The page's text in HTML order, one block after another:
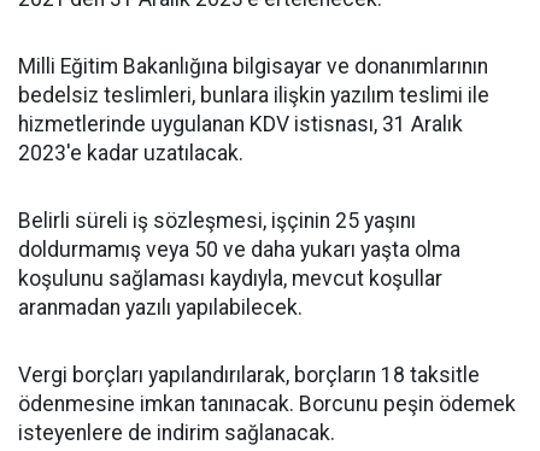
Milli Eğitim Bakanlığına bilgisayar ve donanımlarının
bedelsiz teslimleri, bunlara ilişkin yazılım teslimi ile
hizmetlerinde uygulanan KDV istisnası, 31 Aralık
2023'e kadar uzatılacak.
Belirli süreli iş sözleşmesi, işçinin 25 yaşını
doldurmamış veya 50 ve daha yukarı yaşta olma
koşulunu sağlaması kaydıyla, mevcut koşullar
aranmadan yazılı yapılabilecek.
Vergi borçları yapılandırılarak, borçların 18 taksitle
ödenmesine imkan tanınacak. Borcunu peşin ödemek
isteyenlere de indirim sağlanacak.